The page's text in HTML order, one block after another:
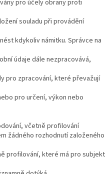
pro účely obrany proti
souladu při provádění
kdykoliv námitku. Správce na
údaje dále nezpracovává,
pro zpracování, které převažují
pro určení, výkon nebo
včetně profilování
žádného rozhodnutí založeného
profilování, které má pro subjekt